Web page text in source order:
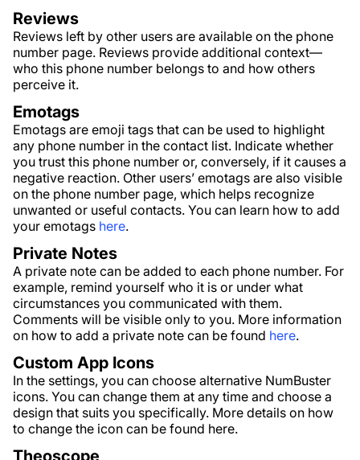
Reviews
Reviews left by other users are available on the phone
number page. Reviews provide additional context—
who this phone number belongs to and how others
perceive it.
Emotags
Emotags are emoji tags that can be used to highlight
any phone number in the contact list. Indicate whether
you trust this phone number or, conversely, if it causes a
negative reaction. Other users’ emotags are also visible
on the phone number page, which helps recognize
unwanted or useful contacts. You can learn how to add
your emotags here.
Private Notes
A private note can be added to each phone number. For
example, remind yourself who it is or under what
circumstances you communicated with them.
Comments will be visible only to you. More information
on how to add a private note can be found here.
Custom App Icons
In the settings, you can choose alternative NumBuster
icons. You can change them at any time and choose a
design that suits you specifically. More details on how
to change the icon can be found here.
Theoscope